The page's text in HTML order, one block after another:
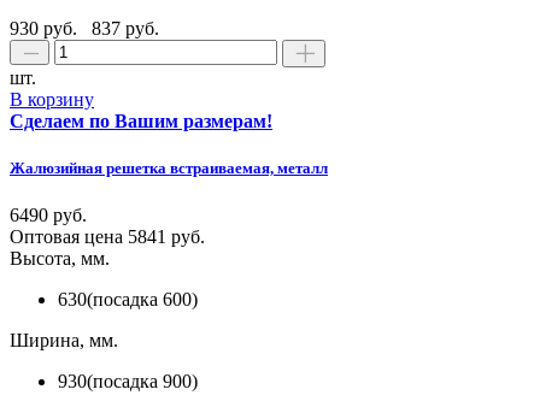
930 руб. 837 руб.
шт.
В корзину
Сделаем по Вашим размерам!
Жалюзийная решетка встраиваемая, металл
6490 руб.
Оптовая цена 5841 руб.
Высота, мм.
630(посадка 600)
Ширина, мм.
930(посадка 900)